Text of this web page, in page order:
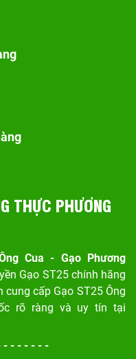
THỰC PHƯƠNG
Cua - Gạo Phương
Gạo ST25 chính hãng
cung cấp Gạo ST25 Ông
rõ ràng và uy tín tại
- - - - - - -